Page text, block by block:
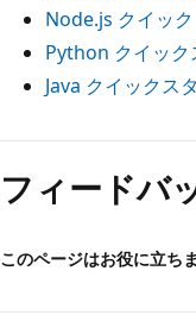
Node.js クイック
Python クイック
Java クイックス
フィードバ
このページはお役に立ち